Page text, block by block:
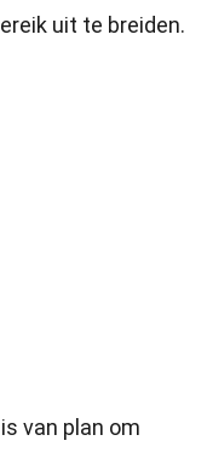
uit te breiden.
van plan om